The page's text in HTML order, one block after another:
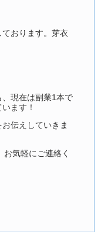
おります。芽衣
現在は副業1本で
ます！
伝えしていきま
お気軽にご連絡く